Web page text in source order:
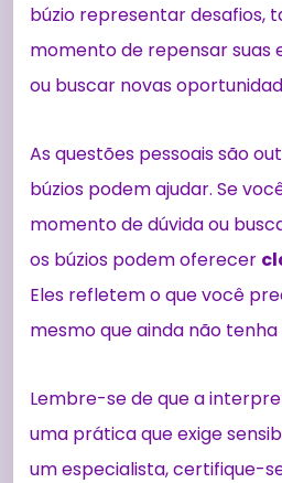
búzio representar desafios,
momento de repensar suas
ou buscar novas
As questões pessoais são
búzios podem ajudar. Se
momento de dúvida ou
os búzios podem oferecer
Eles refletem o que você
mesmo que ainda não
Lembre-se de que a
uma prática que exige
um especialista, certifique-